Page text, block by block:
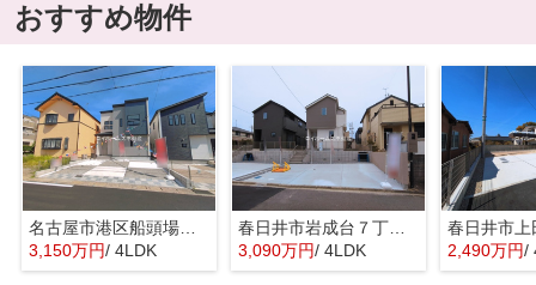
おすすめ物件
名古屋市港区船頭場２丁目802『仲介料無料』新築戸建て
3,150万円/ 4LDK
春日井市岩成台７丁目12-15『仲介料無料』新築戸建て
3,090万円/ 4LDK 2,490万円/